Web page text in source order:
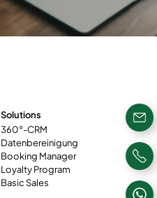
Solutions
360°-CRM
Datenbereinigung
Booking Manager
Loyalty Program
Basic Sales